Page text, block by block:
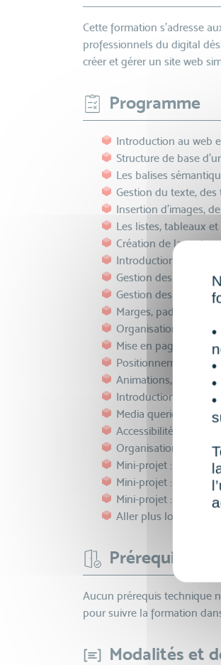
Cette formation s’adresse
professionnels du digital
créer et gérer un site web
Programme
Introduction au web
Structure de base
Les balises
Gestion du texte,
Insertion d’images,
Les listes, tableaux
Création de layouts
Introduction au CSS3
Gestion des
Gestion des polices
Marges, paddings et
Organisation de la
Mise en page avancée
Positionnement et
Animations,
Introduction au
Media queries et
Accessibilité web :
Organisation et
Mini-projet :
Mini-projet : la base
Mini-projet : CSS
Aller plus loin avec
Prérequis
Aucun prérequis technique
pour suivre la formation
Modalités et